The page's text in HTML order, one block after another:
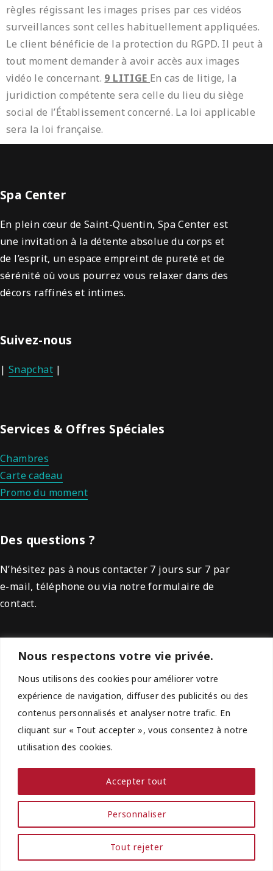
Nous respectons votre vie privée.
Nous utilisons des cookies pour améliorer votre
expérience de navigation, diffuser des publicités ou des
contenus personnalisés et analyser notre trafic. En
cliquant sur « Tout accepter », vous consentez à notre
utilisation des cookies.
Personnaliser
Tout rejeter
Accepter tout
règles régissant les images prises par ces vidéos
surveillances sont celles habituellement appliquées.
Le client bénéficie de la protection du RGPD. Il peut à
tout moment demander à avoir accès aux images
vidéo le concernant. 9 LITIGE En cas de litige, la
juridiction compétente sera celle du lieu du siège
social de l’Établissement concerné. La loi applicable
sera la loi française.
Spa Center
En plein cœur de Saint-Quentin, Spa Center est
une invitation à la détente absolue du corps et
de l’esprit, un espace empreint de pureté et de
sérénité où vous pourrez vous relaxer dans des
décors raffinés et intimes.
Suivez-nous
| Snapchat |
Services & Offres Spéciales
Chambres
Carte cadeau
Promo du moment
Des questions ?
N’hésitez pas à nous contacter 7 jours sur 7 par
e-mail, téléphone ou via notre formulaire de
contact.
Liens rapides
Formules
Panier
Contact
Pages légales
CGV